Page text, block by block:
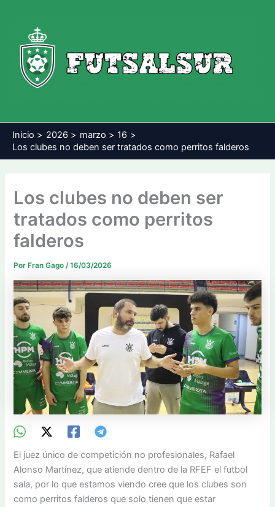
contenido
Inicio 2026 marzo
16
Los clubes no deben ser tratados como perritos falderos
Los clubes no deben ser
tratados como perritos
falderos
PorFran Gago /16/03/2026
El juez único de competición no profesionales, Rafael
Alonso Martínez, que atiende dentro de la RFEF el futbol
sala, por lo que estamos viendo cree que los clubes son
como perritos falderos que solo tienen que estar